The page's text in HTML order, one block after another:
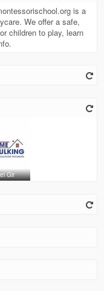
is a
We offer a safe,
children to play, learn
Gir